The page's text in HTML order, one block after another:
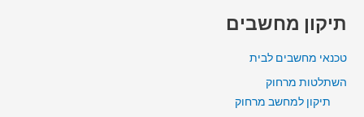
תיקון מחשבים
טכנאי מחשבים לבית
השתלטות מרחוק
תיקון למחשב מרחוק